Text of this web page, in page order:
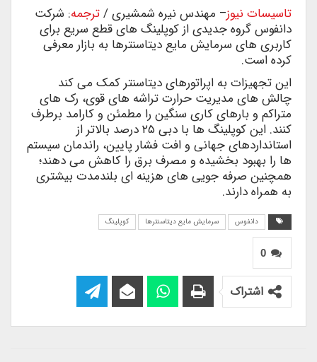
تاسیسات نیوز– مهندس نیره شمشیری /ترجمه: شرکت
دانفوس گروه جدیدی از کوپلینگ های قطع سریع برای
کاربری های سرمایش مایع دیتاسنترها به بازار معرفی
کرده است.
این تجهیزات به اپراتورهای دیتاسنتر کمک می کند
چالش های مدیریت حرارت تراشه های قوی، رک های
متراکم و بارهای کاری سنگین را مطمئن و کارامد برطرف
کنند. این کوپلینگ ها با دبی ۲۵ درصد بالاتر از
استانداردهای جهانی و افت فشار پایین، راندمان سیستم
ها را بهبود بخشیده و مصرف برق را کاهش می دهند؛
همچنین صرفه جویی های هزینه ای بلندمدت بیشتری
به همراه دارند.
دانفوس سرمایش مایع دیتاسنترها کوپلینگ
0
اشتراک